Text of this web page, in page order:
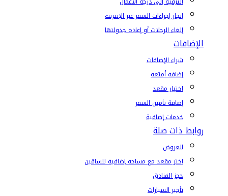
إنجاز إجراءات السفر عبر الإنترنت
إلغاء الرحلات أو إعادة جدولتها
الإضافات
شراء الإضافات
إضافة أمتعة
اختيار مقعد
إضافة تأمين السفر
خدمات إضافية
روابط ذات صلة
العروض
اختر مقعد مع مساحة إضافية للساقين
حجز الفنادق
تأجير السيارات